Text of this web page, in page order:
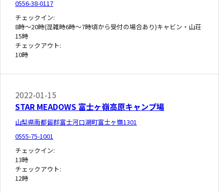
0556-38-0117
チェックイン:
8時～20時(混雑時6時～7時頃から受付の場合あり)キャビン・山荘
15時
チェックアウト:
10時
2022-01-15
STAR MEADOWS 富士ヶ嶺高原キャンプ場
山梨県南都留郡富士河口湖町富士ヶ嶺1301
0555-75-1001
チェックイン:
13時
チェックアウト:
12時